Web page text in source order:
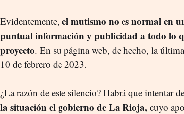
Evidentemente, el mutismo no es normal en
puntual información y publicidad a todo lo
proyecto. En su página web, de hecho, la
10 de febrero de 2023.
¿La razón de este silencio? Habrá que intentar
la situación el gobierno de La Rioja, cuyo